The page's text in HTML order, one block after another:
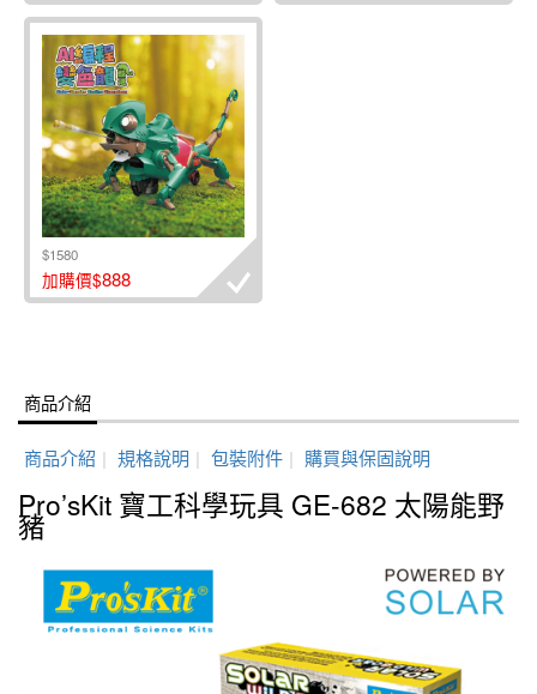
$1580
加購價$888
商品介紹
商品介紹 | 規格說明 | 包裝附件 | 購買與保固說明
Pro’sKit 寶工科學玩具 GE-682 太陽能野
豬